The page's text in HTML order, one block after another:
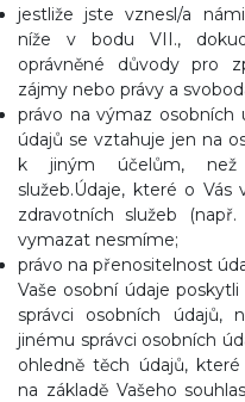
jestliže jste vznesl/a
níže v bodu VII.,
oprávněné důvody pro
zájmy nebo právy a
právo na výmaz osobních
údajů se vztahuje jen na
k jiným účelům, než
služeb.Údaje, které o
zdravotních služeb
vymazat nesmíme;
právo na přenositelnost
Vaše osobní údaje
správci osobních údajů,
jinému správci osobních
ohledně těch údajů,
na základě Vašeho